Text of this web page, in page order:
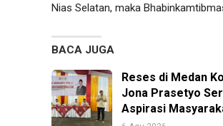
Nias Selatan, maka
BACA JUGA
Reses di Medan
Jona Prasetyo
Aspirasi